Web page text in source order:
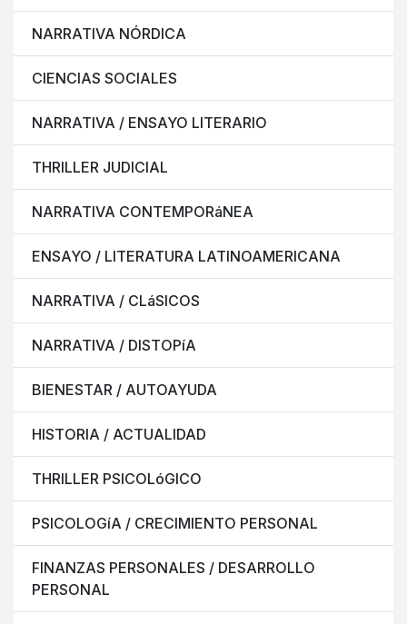
NARRATIVA NÓRDICA
CIENCIAS SOCIALES
NARRATIVA / ENSAYO LITERARIO
THRILLER JUDICIAL
NARRATIVA CONTEMPORáNEA
ENSAYO / LITERATURA LATINOAMERICANA
NARRATIVA / CLáSICOS
NARRATIVA / DISTOPíA
BIENESTAR / AUTOAYUDA
HISTORIA / ACTUALIDAD
THRILLER PSICOLóGICO
PSICOLOGíA / CRECIMIENTO PERSONAL
FINANZAS PERSONALES / DESARROLLO
PERSONAL